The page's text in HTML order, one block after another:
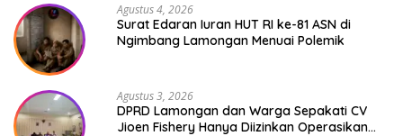
Agustus 4, 2026
Surat Edaran Iuran HUT RI ke-81 ASN di
Ngimbang Lamongan Menuai Polemik
Agustus 3, 2026
DPRD Lamongan dan Warga Sepakati CV
Jioen Fishery Hanya Diizinkan Operasikan